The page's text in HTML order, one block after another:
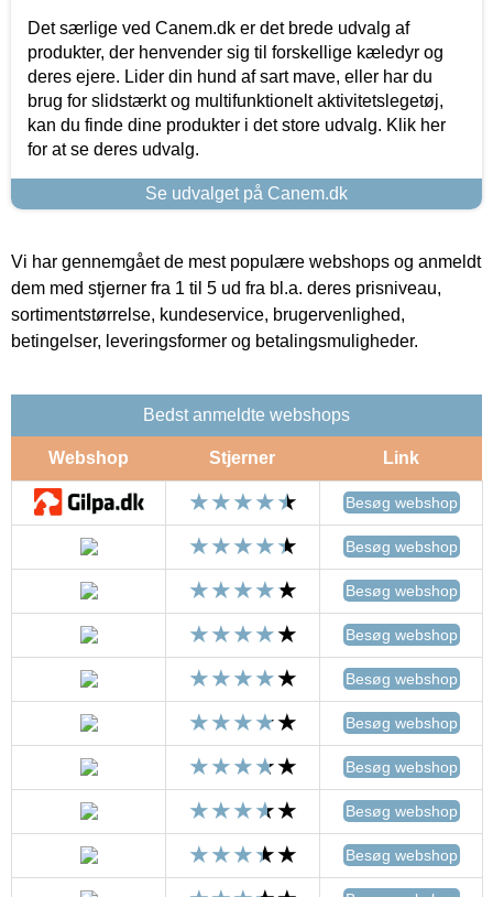
Det særlige ved Canem.dk er det brede udvalg af
produkter, der henvender sig til forskellige kæledyr og
deres ejere. Lider din hund af sart mave, eller har du
brug for slidstærkt og multifunktionelt aktivitetslegetøj,
kan du finde dine produkter i det store udvalg. Klik her
for at se deres udvalg.
Se udvalget på Canem.dk
Vi har gennemgået de mest populære webshops og anmeldt
dem med stjerner fra 1 til 5 ud fra bl.a. deres prisniveau,
sortimentstørrelse, kundeservice, brugervenlighed,
betingelser, leveringsformer og betalingsmuligheder.
Bedst anmeldte webshops
Webshop Stjerner Link
Besøg webshop
Besøg webshop
Besøg webshop
Besøg webshop
Besøg webshop
Besøg webshop
Besøg webshop
Besøg webshop
Besøg webshop